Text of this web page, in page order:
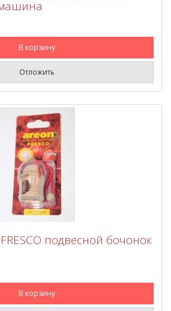
В корзину
Отложить
подвесной бочонок
В корзину